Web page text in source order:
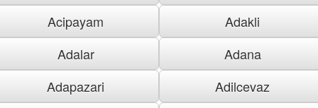
Acipayam
Adakli
Adalar
Adana
Adapazari
Adilcevaz